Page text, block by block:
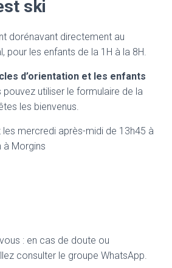
ski
dorénavant directement au
pour les enfants de la 1H à la 8H.
d’orientation et les enfants
pouvez utiliser le formulaire de la
les bienvenus.
mercredi après-midi de 13h45 à
à Morgins
: en cas de doute ou
consulter le groupe WhatsApp.